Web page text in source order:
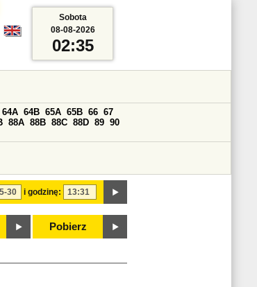
i godzinę:
64A 64B 65A 65B 66 67
88A 88B 88C 88D 89 90
Pobierz
Sobota
08-08-2026
02:35